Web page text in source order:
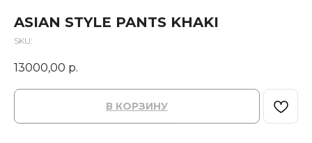
ASIAN STYLE PANTS KHAKI
SKU:
13000,00 р.
В КОРЗИНУ